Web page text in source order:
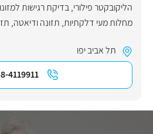
הליקובקטר פילורי,בדיקת רגישות
מחלות מעי דלקתיות, תזונה ודיאטה,
תל אביב יפו
4119911